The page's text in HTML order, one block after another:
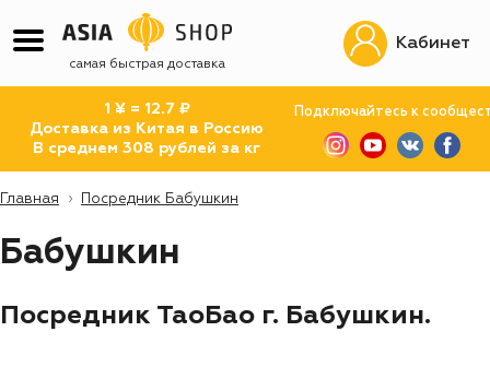
самая быстрая доставка
1 ¥ = 12.7 ₽
Доставка из Китая в Россию
В среднем 308 рублей за кг
Подключайтесь к
Кабинет
Главная Посредник Бабушкин
Бабушкин
Посредник ТаоБао г. Бабушкин.